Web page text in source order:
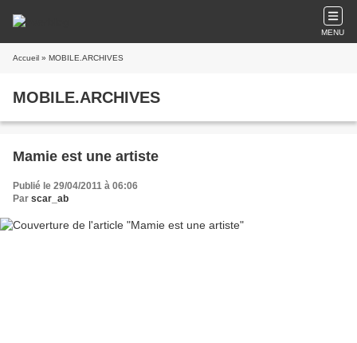
MENU
Accueil » MOBILE.ARCHIVES
MOBILE.ARCHIVES
Mamie est une artiste
Publié le 29/04/2011 à 06:06
Par scar_ab